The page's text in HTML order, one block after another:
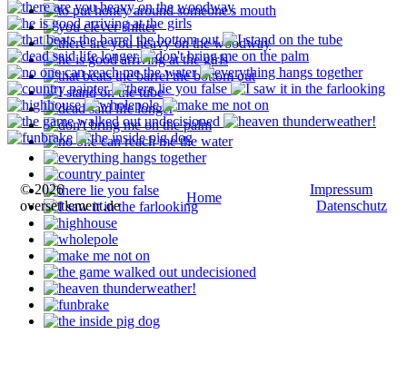
© 2026
oversettlement.de
Home
Impressum
Datenschutz